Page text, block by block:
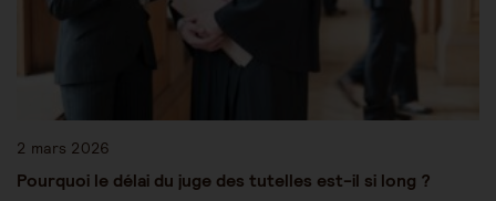
2 mars 2026
Pourquoi le délai du juge des tutelles est-il si long ?